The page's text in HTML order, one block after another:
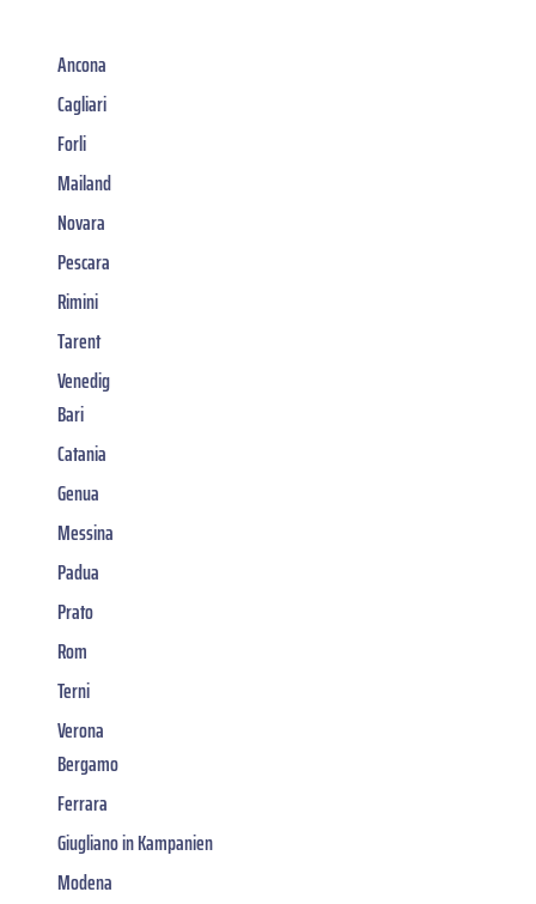
Ancona
Cagliari
Forli
Mailand
Novara
Pescara
Rimini
Tarent
Venedig
Bari
Catania
Genua
Messina
Padua
Prato
Rom
Terni
Verona
Bergamo
Ferrara
Giugliano in Kampanien
Modena